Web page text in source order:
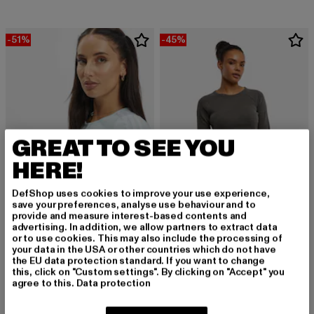
-51%
ADIDAS ORIGINALS
Originals Cropped
17,15 EUR
Derzeitiger Preis: 17,15 EUR
34,99 EURAktionspreis: 34,99 EUR
-45%
ADIDAS ORIGINALS
Essential
21,99 EUR
Derzeitiger Preis: 21,99 EUR
39,99 EURAktionspreis:
GREAT TO SEE YOU
HERE!
DefShop uses cookies to improve your use experience,
save your preferences, analyse use behaviour and to
provide and measure interest-based contents and
advertising. In addition, we allow partners to extract data
or to use cookies. This may also include the processing of
your data in the USA or other countries which do not have
the EU data protection standard. If you want to change
this, click on "Custom settings". By clicking on "Accept" you
agree to this. Data protection